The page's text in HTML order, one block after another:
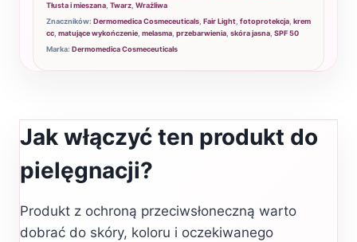
Cream
SPF
50+
Tłusta i mieszana Twarz Wrażliwa
Znaczników: Dermomedica Cosmeceuticals Fair Light fotoprotekcja krem
cc matujące wykończenie melasma przebarwienia skóra jasna SPF 50
Marka: Dermomedica Cosmeceuticals
Jak włączyć ten produkt do
pielęgnacji?
Produkt z ochroną przeciwsłoneczną warto
dobrać do skóry, koloru i oczekiwanego